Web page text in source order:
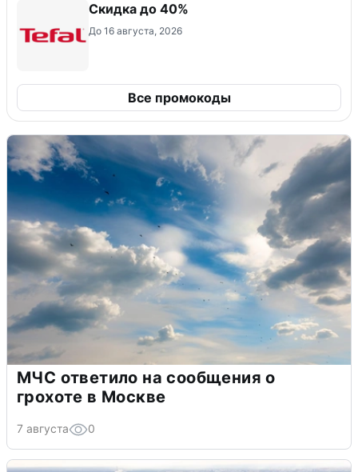
Скидка до 40%
До 16 августа, 2026
Все промокоды
МЧС ответило на сообщения о
грохоте в Москве
7 августа 0